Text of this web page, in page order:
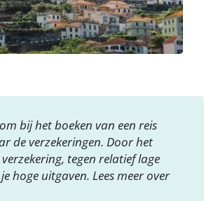
bij het boeken van een reis
de verzekeringen. Door het
tegen relatief lage
hoge uitgaven. Lees meer over